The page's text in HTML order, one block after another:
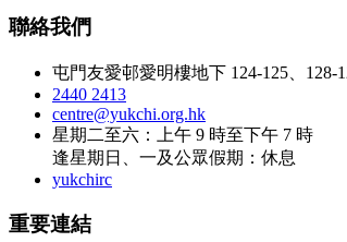
聯絡我們
屯門友愛邨愛明樓地下 124-125、128-
2440 2413
centre@yukchi.org.hk
星期二至六：上午 9 時至下午 7 時
逢星期日、一及公眾假期：休息
yukchirc
重要連結